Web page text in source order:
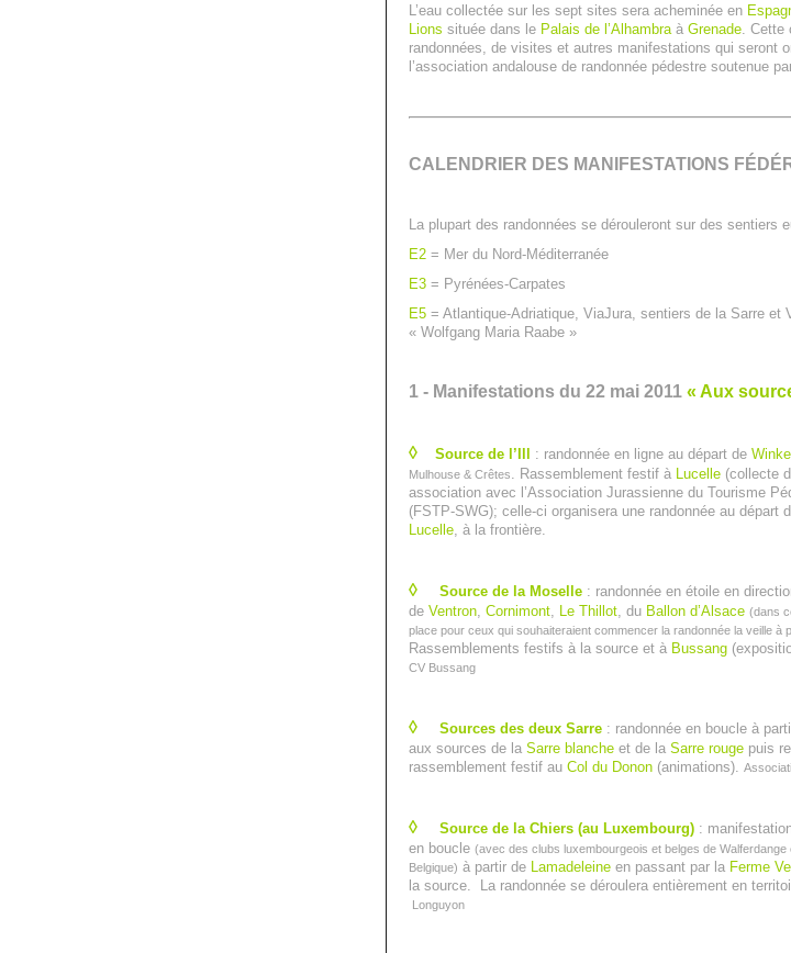
L’eau collectée sur les sept sites sera acheminée en
Lions située dans le Palais de l’Alhambra à Grenade .
randonnées, de visites et autres manifestations qui seront
l’association andalouse de randonnée pédestre soutenue
CALENDRIER DES MANIFESTATIONS FÉD É
La plupart des randonnées se dérouleront sur des sentiers
E2 = Mer du Nord-Méditerranée
E3 = Pyrénées-Carpates
E5 = Atlantique-Adriatique, ViaJura, sentiers de la Sarre et
« Wolfgang Maria Raabe »
1 - Manifestations du 22 mai 2011 « Aux
◊ Source de l’Ill : randonnée en ligne au départ de Winkel
Mulhouse & Crêtes. Rassemblement festif à Lucelle (collecte
association avec l’Association Jurassienne du Tourisme
(FSTP-SWG); celle-ci organisera une randonnée au départ
Lucelle, à la frontière.
◊ Source de la Moselle : randonnée en étoile en
de Ventron, Cornimont, Le Thillot, du Ballon d’Alsace (dans
place pour ceux qui souhaiteraient commencer la randonnée la veille à
Rassemblements festifs à la source et à Bussang
CV Bussang
◊ Sources des deux Sarre : randonnée en boucle à
aux sources de la Sarre blanche et de la Sarre rouge puis
rassemblement festif au Col du Donon (animations).
◊ Source de la Chiers (au Luxembourg) :
en boucle (avec des clubs luxembourgeois et belges de
Belgique) à partir de Lamadeleine en passant par la Ferme
la source. La randonnée se déroulera entièrement en
Longuyon